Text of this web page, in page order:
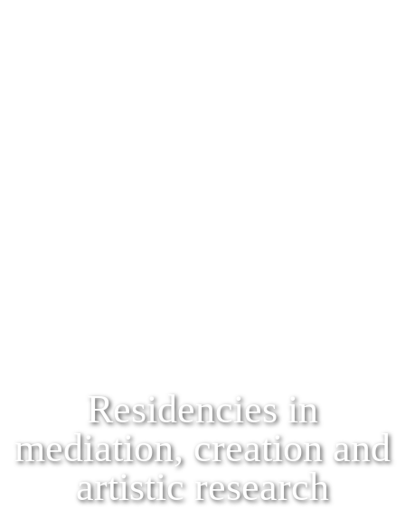
Residencies in
mediation, creation and
artistic research